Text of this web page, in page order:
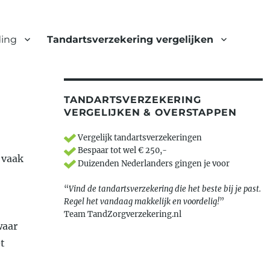
Tandartsverzekering vergelijken
TANDARTSVERZEKERING
VERGELIJKEN & OVERSTAPPEN
Vergelijk tandartsverzekeringen
Bespaar tot wel € 250,-
Duizenden Nederlanders gingen je voor
“Vind de tandartsverzekering die het beste bij je past.
Regel het vandaag makkelijk en voordelig!”
Team TandZorgverzekering.nl